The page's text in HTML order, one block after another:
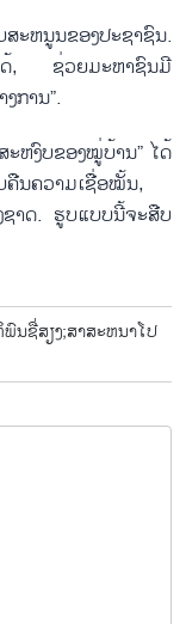
ະຫນູນຂອງປະຊາຊົນ.
ໄດ້, ຊ່ວຍມະຫາຊົນມີ
ການ”.
ຫງົບຂອງໝູ່ບ້ານ” ໄດ້
ຄືນຄວາມເຊື່ອໝັ້ນ,
າດ. ຮູບແບບນີ້ຈະສືບ
ນຊື່ສຽງ;ສາສະຫນາໂປ